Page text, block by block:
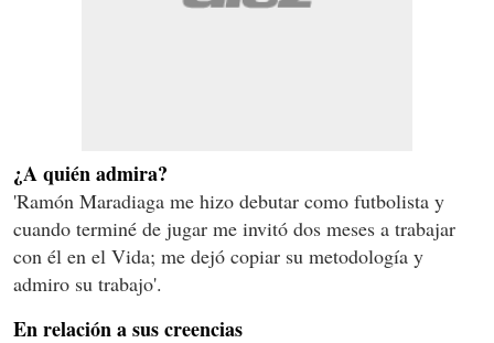
¿A quién admira?
'Ramón Maradiaga me hizo debutar como futbolista y
cuando terminé de jugar me invitó dos meses a trabajar
con él en el Vida; me dejó copiar su metodología y
admiro su trabajo'.
En relación a sus creencias